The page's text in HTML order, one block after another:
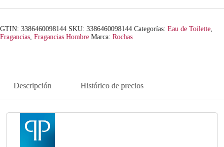
l
:
9
s
,
GTIN: 3386460098144 SKU: 3386460098144 Categorías: Eau de Toilette
Fragancias Fragancias Hombre Marca: Rochas
Descripción Histórico de precios